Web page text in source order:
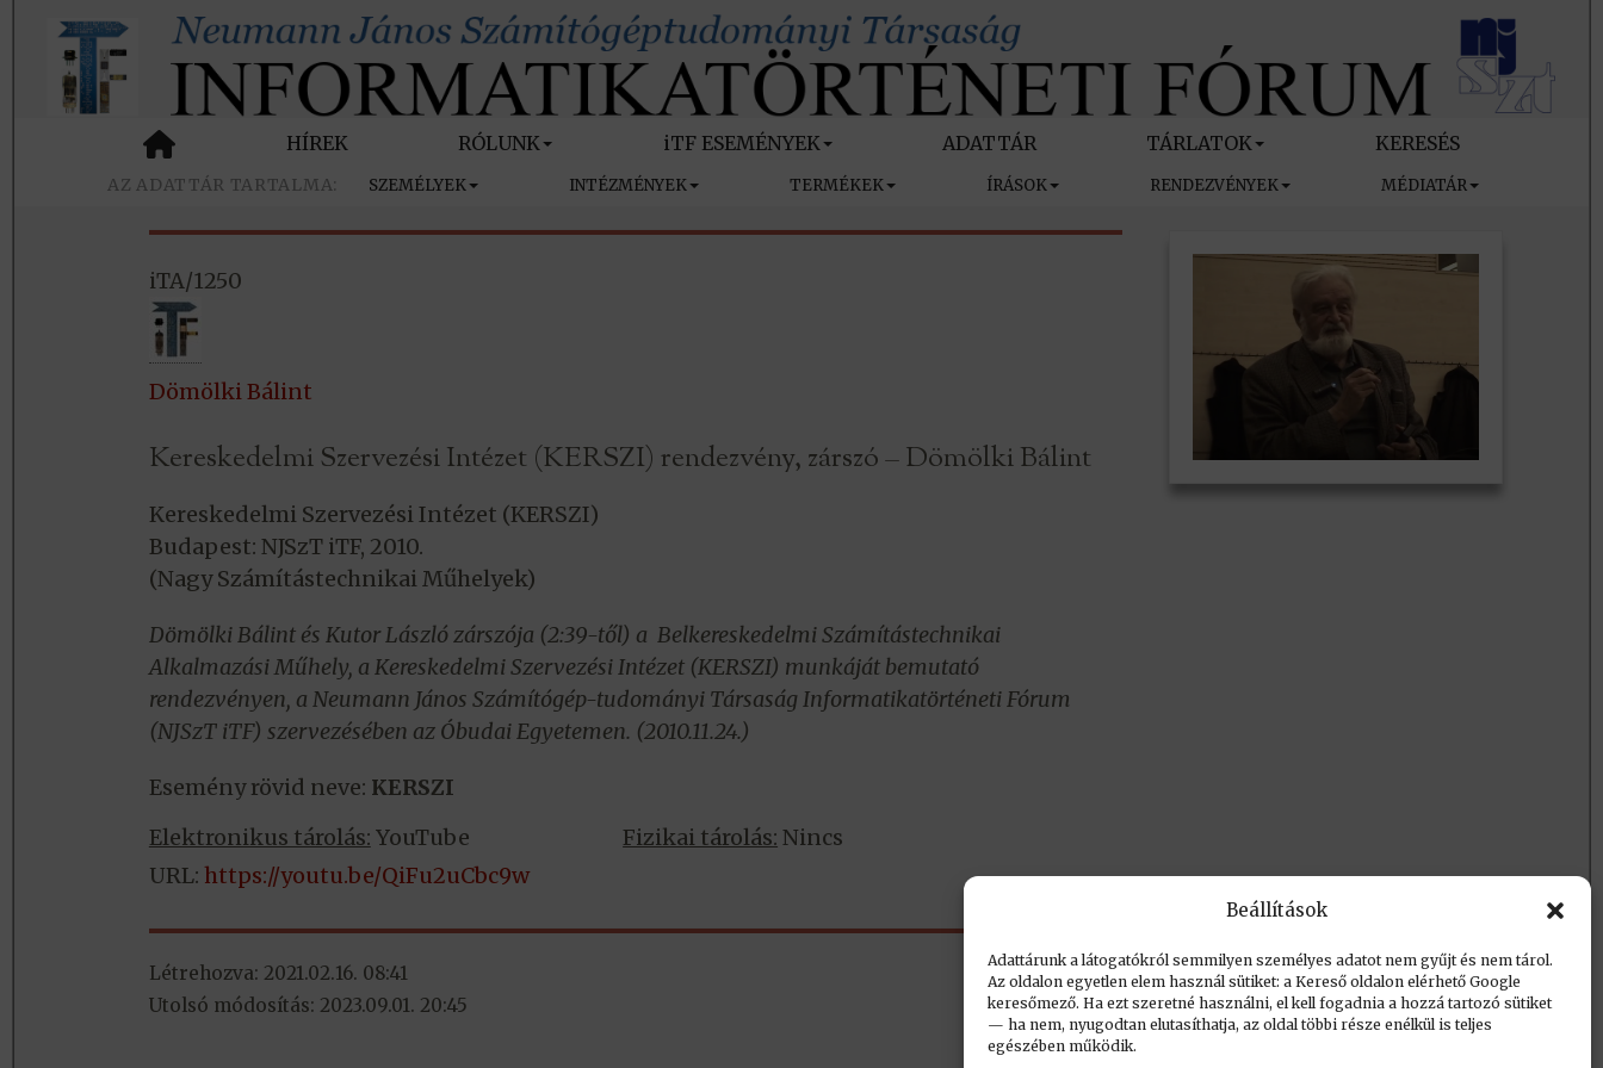
Beállítások
Adattárunk a látogatókról semmilyen személyes adatot nem gyűjt és nem tárol.
Az oldalon egyetlen elem használ sütiket: a Kereső oldalon elérhető Google
keresőmező. Ha ezt szeretné használni, el kell fogadnia a hozzá tartozó sütiket
— ha nem, nyugodtan elutasíthatja, az oldal többi része enélkül is teljes
egészében működik.
HÍREK RÓLUNK iTF ESEMÉNYEK ADATTÁR TÁRLATOK KERESÉS
SZEMÉLYEK INTÉZMÉNYEK TERMÉKEK ÍRÁSOK RENDEZVÉNYEK MÉDIATÁR
iTA/1250
Dömölki Bálint
Kereskedelmi Szervezési Intézet (KERSZI) rendezvény, zárszó – Dömölki Bálint
Kereskedelmi Szervezési Intézet (KERSZI)
Budapest: NJSzT iTF, 2010.
(Nagy Számítástechnikai Műhelyek)
Dömölki Bálint és Kutor László zárszója (2:39-től) a Belkereskedelmi Számítástechnikai
Alkalmazási Műhely, a Kereskedelmi Szervezési Intézet (KERSZI) munkáját bemutató
rendezvényen, a Neumann János Számítógép-tudományi Társaság Informatikatörténeti Fórum
(NJSzT iTF) szervezésében az Óbudai Egyetemen. (2010.11.24.)
Esemény rövid neve: KERSZI
Elektronikus tárolás: YouTube
URL: https://youtu.be/QiFu2uCbc9w
Fizikai tárolás: Nincs
Létrehozva: 2021.02.16. 08:41
Utolsó módosítás: 2023.09.01. 20:45